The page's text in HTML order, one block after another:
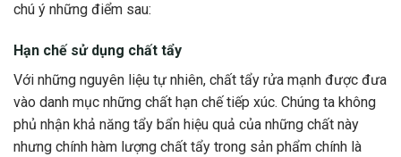
chú ý những điểm sau:
Hạn chế sử dụng chất tẩy
Với những nguyên liệu tự nhiên, chất tẩy rửa mạnh được đưa
vào danh mục những chất hạn chế tiếp xúc. Chúng ta không
phủ nhận khả năng tẩy bẩn hiệu quả của những chất này
nhưng chính hàm lượng chất tẩy trong sản phẩm chính là